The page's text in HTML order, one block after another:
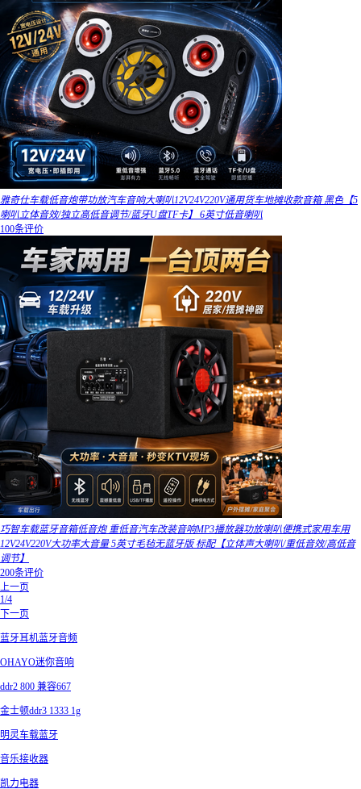
雅奇仕车载低音炮带功放汽车音响大喇叭12V24V220V通用货车地摊收款音箱 黑色【5
喇叭立体音效/独立高低音调节/蓝牙U盘TF卡】 6英寸低音喇叭
100条评价
巧智车载蓝牙音箱低音炮 重低音汽车改装音响MP3播放器功放喇叭便携式家用车用
12V24V220V大功率大音量 5英寸毛毡无蓝牙版 标配【立体声大喇叭/重低音效/高低音
调节】
200条评价
上一页
1/4
下一页
蓝牙耳机蓝牙音频
OHAYO迷你音响
ddr2 800 兼容667
金士顿ddr3 1333 1g
明灵车载蓝牙
音乐接收器
凯力电器